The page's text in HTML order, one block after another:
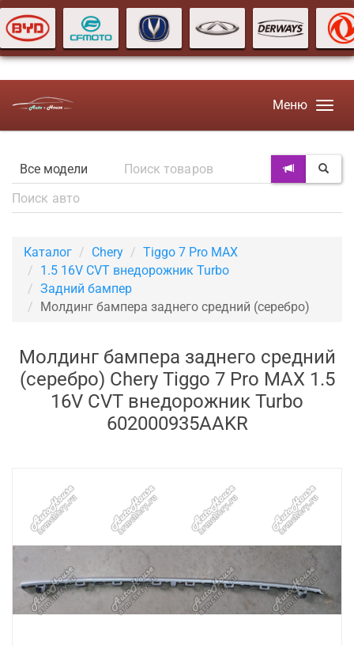
Меню
Каталог Chery
Tiggo 7 Pro MAX
1.5 16V CVT внедорожник Turbo
Задний бампер
Молдинг бампера заднего средний (серебро)
Молдинг бампера заднего средний
(серебро) Chery Tiggo 7 Pro MAX 1.5
16V CVT внедорожник Turbo
602000935AAKR